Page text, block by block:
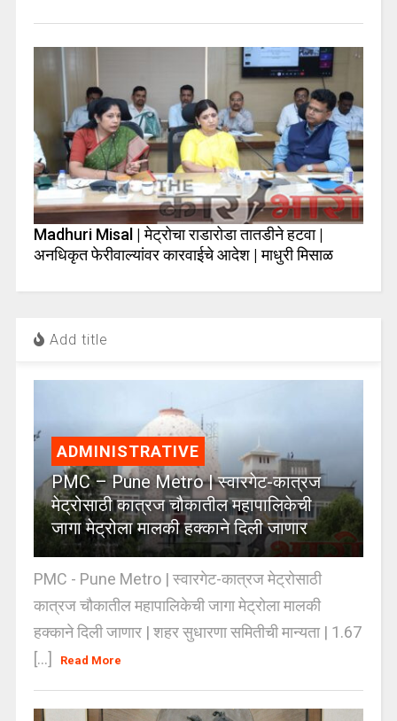
Madhuri Misal | मेट्रोचा राडारोडा तातडीने हटवा |
अनधिकृत फेरीवाल्यांवर कारवाईचे आदेश | माधुरी मिसाळ
Add title
ADMINISTRATIVE
PMC – Pune Metro | स्वारगेट-कात्रज
मेट्रोसाठी कात्रज चौकातील महापालिकेची
जागा मेट्रोला मालकी हक्काने दिली जाणार
PMC - Pune Metro | स्वारगेट-कात्रज मेट्रोसाठी
कात्रज चौकातील महापालिकेची जागा मेट्रोला मालकी
हक्काने दिली जाणार | शहर सुधारणा समितीची मान्यता | 1.67
[...]
Read More